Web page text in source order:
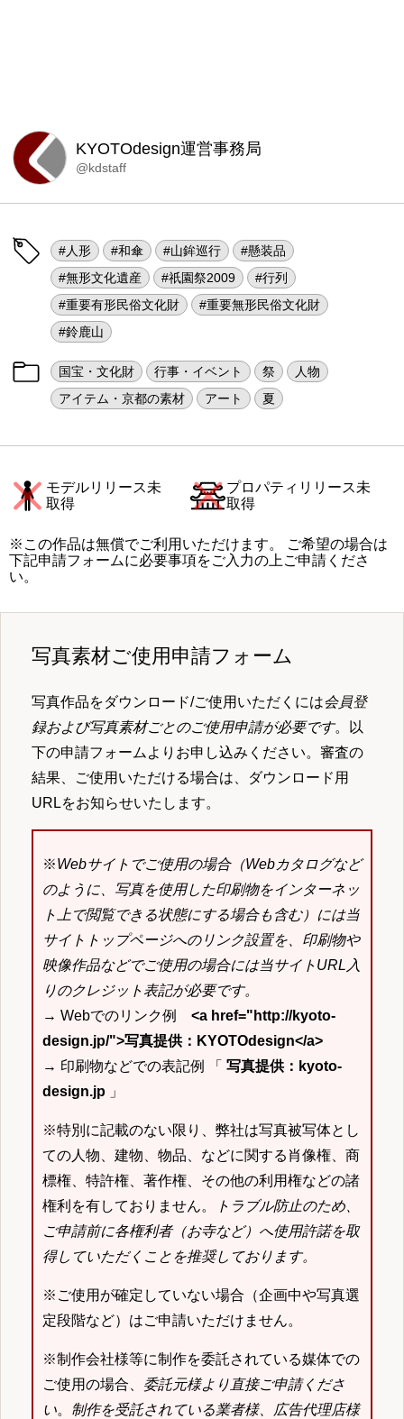
KYOTOdesign運営事務局
@kdstaff
#人形 #和傘 #山鉾巡行
#懸装品
#無形文化遺産
#祇園祭2009
#行列
#重要有形民俗文化財
#重要無形民俗文化財
#鈴鹿山
国宝・文化財 行事・イベント 祭
人物
アイテム・京都の素材
アート 夏
モデルリリース未
取得
プロパティリリース未
取得
※この作品は無償でご利用いただけます。 ご希望の場合は
下記申請フォームに必要事項をご入力の上ご申請くださ
い。
写真素材ご使用申請フォーム
写真作品をダウンロード/ご使用いただくには会員登
録および写真素材ごとのご使用申請が必要です。以
下の申請フォームよりお申し込みください。審査の
結果、ご使用いただける場合は、ダウンロード用
URLをお知らせいたします。
※Webサイトでご使用の場合（Webカタログなど
のように、写真を使用した印刷物をインターネッ
ト上で閲覧できる状態にする場合も含む）には当
サイトトップページへのリンク設置を、印刷物や
映像作品などでご使用の場合には当サイトURL入
りのクレジット表記が必要です。
→ Webでのリンク例 <a href="http://kyoto-
design.jp/">写真提供：KYOTOdesign</a>
→ 印刷物などでの表記例 「 写真提供：kyoto-
design.jp 」
※特別に記載のない限り、弊社は写真被写体とし
ての人物、建物、物品、などに関する肖像権、商
標権、特許権、著作権、その他の利用権などの諸
権利を有しておりません。
トラブル防止のため、
ご申請前に各権利者（お寺など）へ使用許諾を取
得していただくことを推奨しております。
※ご使用が確定していない場合（企画中や写真選
定段階など）はご申請いただけません。
※制作会社様等に制作を委託されている媒体での
ご使用の場合、 委託元様より直接ご申請くださ
い。 制作を受託されている業者様、広告代理店様